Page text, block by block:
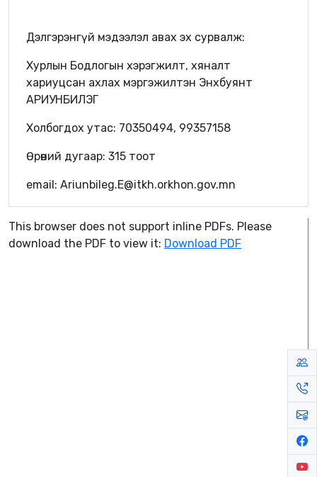
Дэлгэрэнгүй мэдээлэл авах эх сурвалж:
Хурлын Бодлогын хэрэгжилт, хяналт
хариуцсан ахлах мэргэжилтэн Энхбуянт
АРИУНБИЛЭГ
Холбогдох утас: 70350494, 99357158
Өрөөний дугаар: 315 тоот
email: Ariunbileg.E@itkh.orkhon.gov.mn
This browser does not support inline PDFs. Please
download the PDF to view it: Download PDF